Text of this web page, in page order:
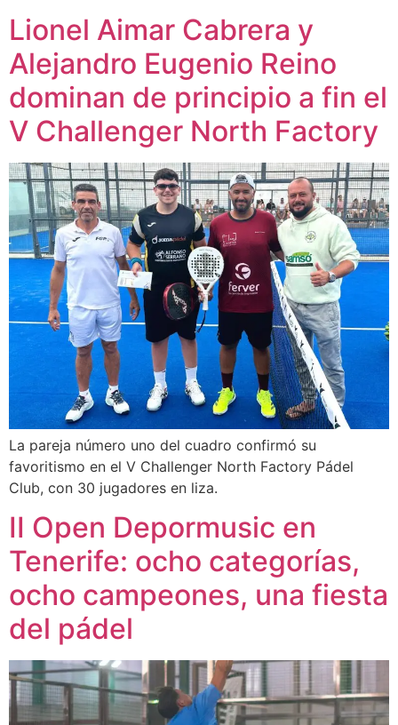
Lionel Aimar Cabrera y
Alejandro Eugenio Reino
dominan de principio a fin el
V Challenger North Factory
La pareja número uno del cuadro confirmó su
favoritismo en el V Challenger North Factory Pádel
Club, con 30 jugadores en liza.
II Open Depormusic en
Tenerife: ocho categorías,
ocho campeones, una fiesta
del pádel